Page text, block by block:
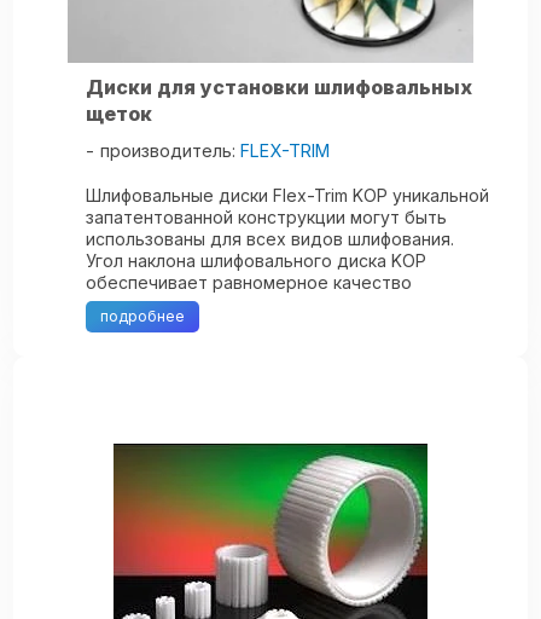
Диски для установки шлифовальных
щеток
производитель:FLEX-TRIM
Шлифовальные диски Flex-Trim KOP уникальной
запатентованной конструкции могут быть
использованы для всех видов шлифования.
Угол наклона шлифовального диска KOP
обеспечивает равномерное качество
шлифования. Наклон также гарантирует, что
пыль будет ...
подробнее